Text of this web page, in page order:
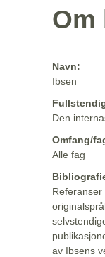
Om
Navn:
Ibsen
Den
Omfang/
Alle fag
av Ibsens